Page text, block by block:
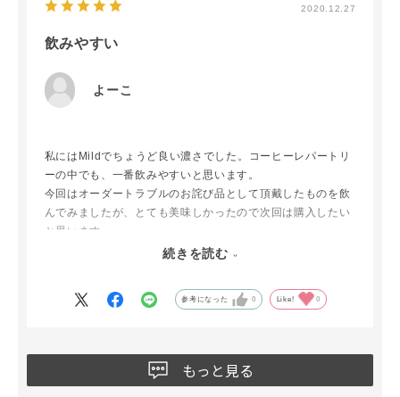
2020.12.27
飲みやすい
よーこ
私にはMildでちょうど良い濃さでした。コーヒーレパートリ
ーの中でも、一番飲みやすいと思います。
今回はオーダートラブルのお詫び品として頂戴したものを飲
んでみましたが、とても美味しかったので次回は購入したい
と思います。
トラブルのお詫び品とは言え、お心遣い下さりありがとうご
続きを読む
参考になった 0 Like! 0
もっと見る